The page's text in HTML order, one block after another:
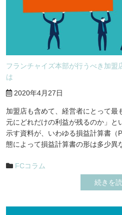
フランチャイズ本部が行うべき加盟
は
2020年4月27日
加盟店も含めて、経営者にとって最
元にどれだけの利益が残るのか」と
示す資料が、いわゆる損益計算書（
態によって損益計算書の形は多少異
FCコラム
続きを